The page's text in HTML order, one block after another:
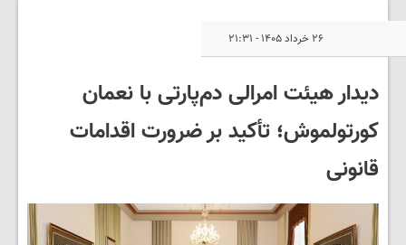
۲۶ خرداد ۱۴۰۵ - ۲۱:۳۱
دیدار هیئت امرالی دم‌پارتی با نعمان
کورتولموش؛ تأکید بر ضرورت اقدامات
قانونی